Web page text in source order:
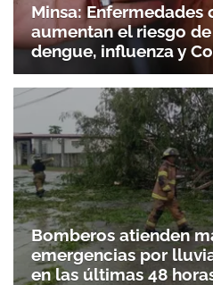
Minsa: Enfermedades
aumentan el riesgo
dengue, influenza y
Bomberos atienden
emergencias por
en las últimas 48